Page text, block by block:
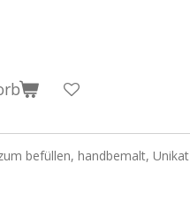
befüllen, handbemalt, Unikat